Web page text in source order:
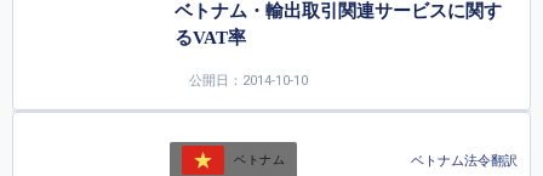
ベトナム・輸出取引関連サービスに関す
るVAT率
公開日：2014-10-10
ベトナム ベトナム法令翻訳